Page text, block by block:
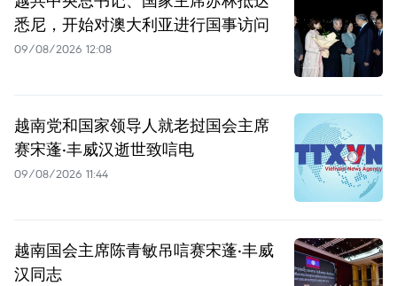
悉尼，开始对澳大利亚进行国事访问
09/08/2026 12:08
越南党和国家领导人就老挝国会主席
赛宋蓬·丰威汉逝世致唁电
09/08/2026 11:44
越南国会主席陈青敏吊唁赛宋蓬·丰威
汉同志